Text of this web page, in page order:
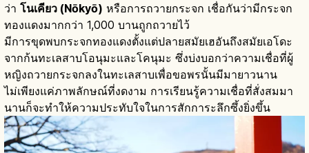
ว่า โนเคียว (Nōkyō) หรือการถวายกระจก เชื่อกันว่ามีกระจก
ทองแดงมากกว่า 1,000 บานถูกถวายไว้
มีการขุดพบกระจกทองแดงตั้งแต่ปลายสมัยเฮอันถึงสมัยเอโดะ
จากก้นทะเลสาบโอนุมะและโคนุมะ ซึ่งบ่งบอกว่าความเชื่อที่ผู้
หญิงถวายกระจกลงในทะเลสาบเพื่อขอพรนั้นมีมายาวนาน
ไม่เพียงแค่ภาพลักษณ์ที่งดงาม การเรียนรู้ความเชื่อที่สั่งสมมา
นานก็จะทำให้ความประทับใจในการสักการะลึกซึ้งยิ่งขึ้น